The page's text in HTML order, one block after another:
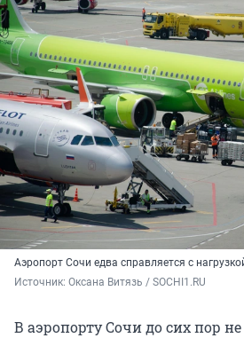
Аэропорт Сочи едва справляется с
Источник: Оксана Витязь / SOCHI1.RU
В аэропорту Сочи до сих пор